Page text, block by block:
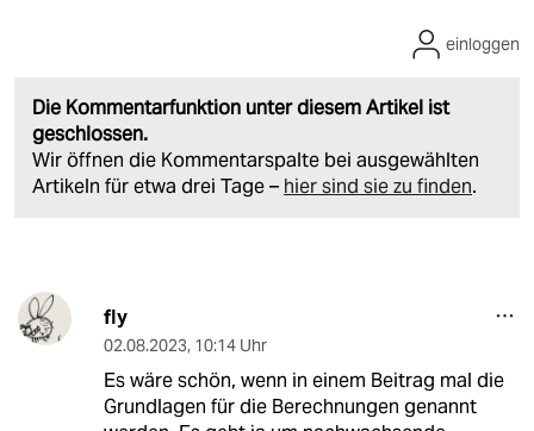
Die Kommentarfunktion unter diesem Artikel ist
geschlossen.
Wir öffnen die Kommentarspalte bei ausgewählten
Artikeln für etwa drei Tage – hier sind sie zu finden.
einloggen
fly
02.08.2023, 10:14 Uhr
Es wäre schön, wenn in einem Beitrag mal die
Grundlagen für die Berechnungen genannt